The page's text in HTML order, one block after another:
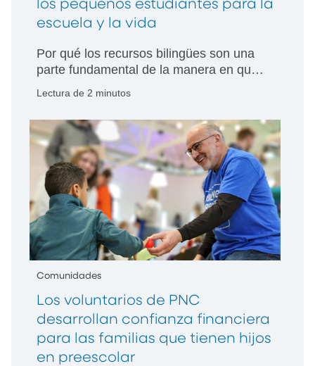
los pequeños estudiantes para la
escuela y la vida
Por qué los recursos bilingües son una
parte fundamental de la manera en que
Lectura de 2 minutos
Comunidades
Los voluntarios de PNC
desarrollan confianza financiera
para las familias que tienen hijos
en preescolar